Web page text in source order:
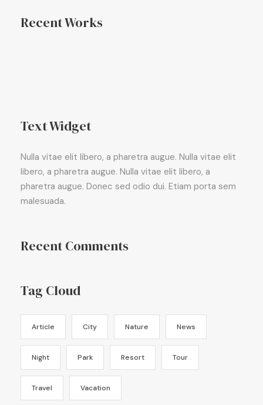
Recent Works
Text Widget
Nulla vitae elit libero, a pharetra augue. Nulla vitae elit
libero, a pharetra augue. Nulla vitae elit libero, a
pharetra augue. Donec sed odio dui. Etiam porta sem
malesuada.
Recent Comments
Tag Cloud
Article City Nature News
Night Park Resort Tour
Travel Vacation